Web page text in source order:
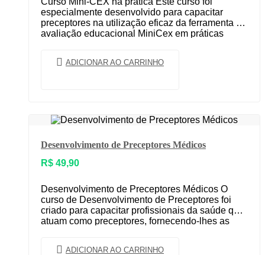
especialmente desenvolvido para capacitar
preceptores na utilização eficaz da ferramenta de
avaliação educacional MiniCex em práticas
ADICIONAR AO CARRINHO
Desenvolvimento de Preceptores Médicos
R$ 49,90
Desenvolvimento de Preceptores Médicos O
curso de Desenvolvimento de Preceptores foi
criado para capacitar profissionais da saúde que
atuam como preceptores, fornecendo-lhes as
ADICIONAR AO CARRINHO